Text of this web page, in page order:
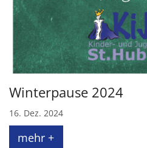
Winterpause 2024
16. Dez. 2024
mehr +